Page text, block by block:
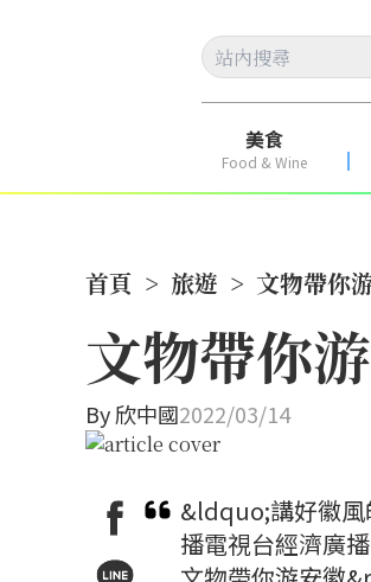
美食
Food & Wine
首頁 > 旅遊 > 文物帶你
文物帶你
By欣中國2022/03/14
&ldquo;講好徽風
播電視台經濟廣